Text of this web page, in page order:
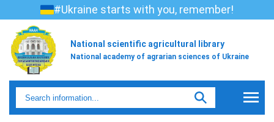
#Ukraine starts with you, remember!
National scientific agricultural library
National academy of agrarian sciences of Ukraine